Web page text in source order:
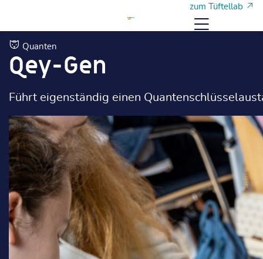
zum Tüftellab
Menü
Quanten
Qey-Gen
Führt eigenständig einen